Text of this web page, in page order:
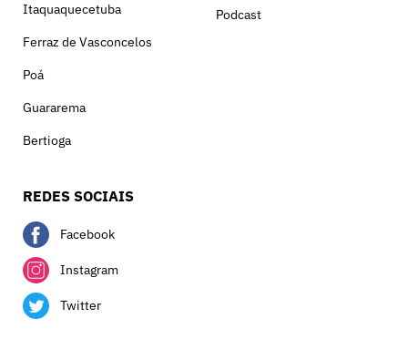
Itaquaquecetuba
Ferraz de Vasconcelos
Poá
Guararema
Bertioga
Podcast
REDES SOCIAIS
Facebook
Instagram
Twitter